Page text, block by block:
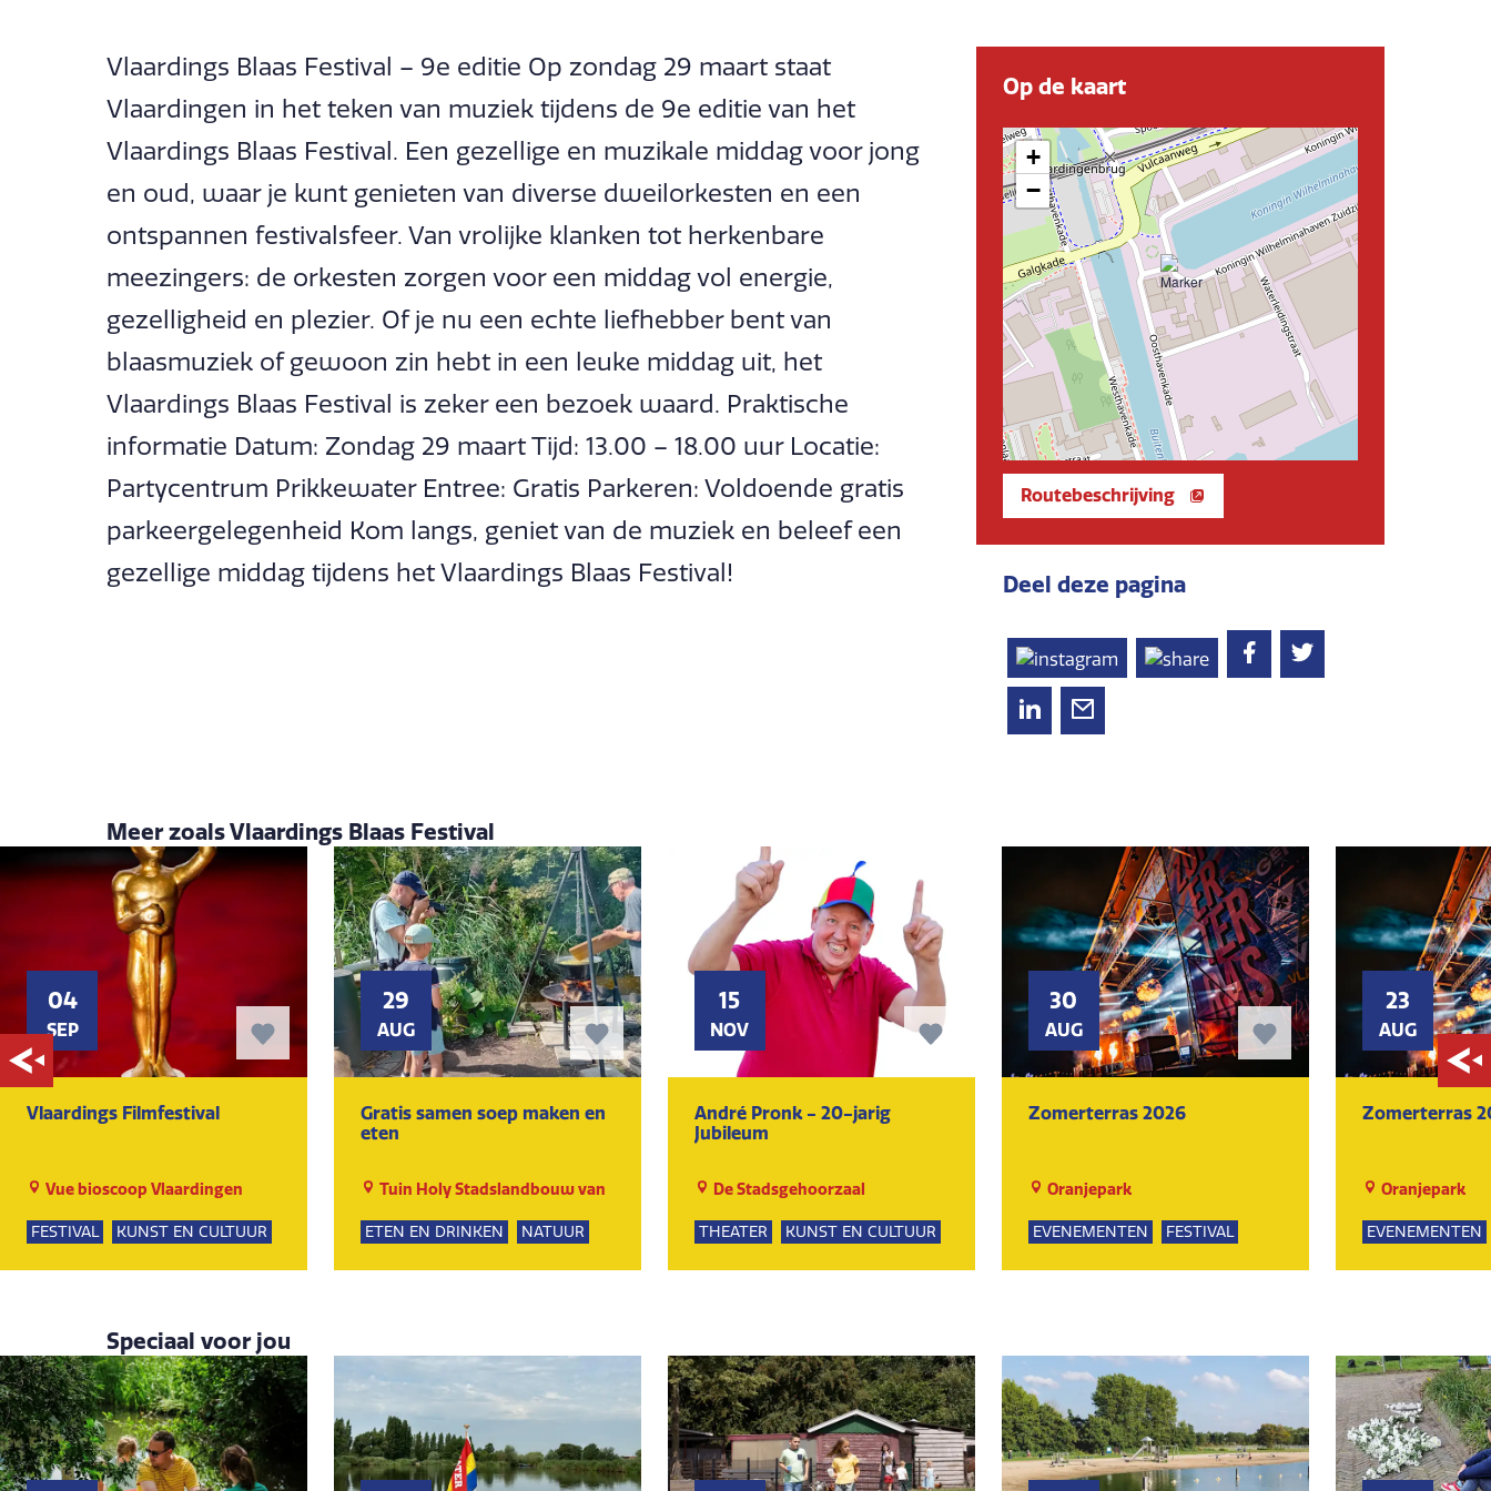
Vlaardings Blaas Festival – 9e editie Op zondag 29 maart staat
Vlaardingen in het teken van muziek tijdens de 9e editie van het
Vlaardings Blaas Festival. Een gezellige en muzikale middag voor jong
en oud, waar je kunt genieten van diverse dweilorkesten en een
ontspannen festivalsfeer. Van vrolijke klanken tot herkenbare
meezingers: de orkesten zorgen voor een middag vol energie,
gezelligheid en plezier. Of je nu een echte liefhebber bent van
blaasmuziek of gewoon zin hebt in een leuke middag uit, het
Vlaardings Blaas Festival is zeker een bezoek waard. Praktische
informatie Datum: Zondag 29 maart Tijd: 13.00 – 18.00 uur Locatie:
Partycentrum Prikkewater Entree: Gratis Parkeren: Voldoende gratis
parkeergelegenheid Kom langs, geniet van de muziek en beleef een
gezellige middag tijdens het Vlaardings Blaas Festival!
Op de kaart
+
−
Routebeschrijving
Deel deze pagina
Meer zoals Vlaardings Blaas Festival
04
SEP
Vlaardings Filmfestival
Vue bioscoop Vlaardingen
FESTIVAL KUNST EN CULTUUR
29
AUG
Gratis samen soep maken en
eten
Tuin Holy Stadslandbouw van
ETEN EN DRINKEN
NATUUR
15
NOV
André Pronk - 20-jarig
Jubileum
De Stadsgehoorzaal
THEATER KUNST EN CULTUUR
30
AUG
Zomerterras 2026
Oranjepark
EVENEMENTEN
FESTIVAL
KUNST EN CULTUUR
MUZIEK
23
AUG
Zomerterras
Oranjepark
EVENEMENTEN
KUNST EN
Speciaal voor jou